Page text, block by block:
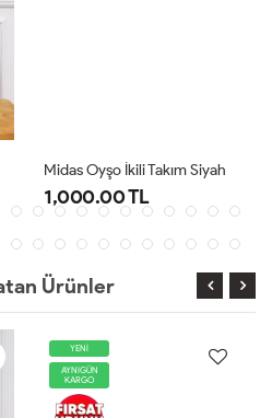
Midas Oyşo İkili Takım Siyah
1,000.00 TL
Ürünler
YENİ
AYNIGÜN
KARGO